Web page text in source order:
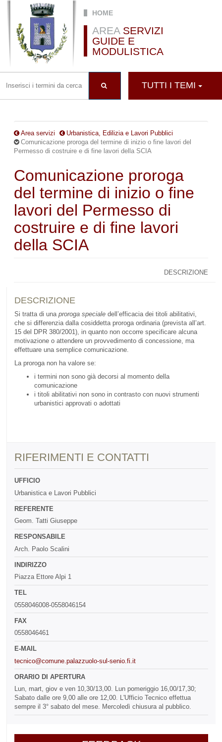
Salta al contenuto principale
HOME
AREASERVIZI
GUIDE E
MODULISTICA
TUTTI I TEMI
Area servizi
Urbanistica, Edilizia e Lavori Pubblici
Comunicazione proroga del termine di inizio o fine lavori del
Permesso di costruire e di fine lavori della SCIA
Comunicazione proroga
del termine di inizio o fine
lavori del Permesso di
costruire e di fine lavori
della SCIA
DESCRIZIONE
DESCRIZIONE
Si tratta di una proroga speciale dell’efficacia dei titoli abilitativi,
che si differenzia dalla cosiddetta proroga ordinaria (prevista all’art.
15 del DPR 380/2001), in quanto non occorre specificare alcuna
motivazione o attendere un provvedimento di concessione, ma
effettuare una semplice comunicazione.
La proroga non ha valore se:
i termini non sono già decorsi al momento della
comunicazione
i titoli abilitativi non sono in contrasto con nuovi strumenti
urbanistici approvati o adottati
RIFERIMENTI E CONTATTI
UFFICIO
Urbanistica e Lavori Pubblici
REFERENTE
Geom. Tatti Giuseppe
RESPONSABILE
Arch. Paolo Scalini
INDIRIZZO
Piazza Ettore Alpi 1
TEL
0558046008-0558046154
FAX
0558046461
E-MAIL
tecnico@comune.palazzuolo-sul-senio.fi.it
ORARIO DI APERTURA
Lun, mart, giov e ven 10,30/13,00. Lun pomeriggio 16,00/17,30;
Sabato dalle ore 9,00 alle ore 12,00. L'Ufficio Tecnico effettua
sempre il 3° sabato del mese. Mercoledì chiusura al pubblico.